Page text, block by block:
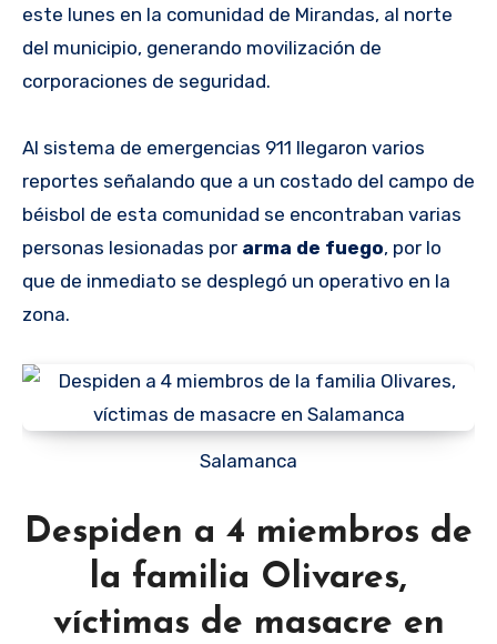
este lunes en la comunidad de Mirandas, al norte
del municipio, generando movilización de
corporaciones de seguridad.
Al sistema de emergencias 911 llegaron varios
reportes señalando que a un costado del campo de
béisbol de esta comunidad se encontraban varias
personas lesionadas por arma de fuego, por lo
que de inmediato se desplegó un operativo en la
zona.
Salamanca
Despiden a 4 miembros de
la familia Olivares,
víctimas de masacre en